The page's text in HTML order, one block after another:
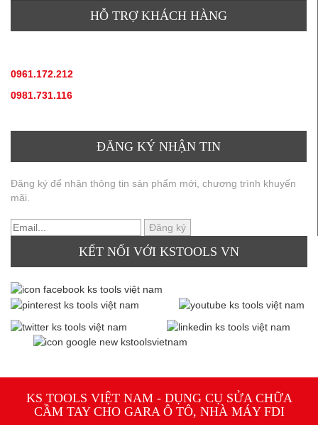
HỖ TRỢ KHÁCH HÀNG
0961.172.212
0981.731.116
ĐĂNG KÝ NHẬN TIN
Đăng ký để nhận thông tin sản phẩm mới, chương trình khuyến
mãi.
KẾT NỐI VỚI KSTOOLS VN
KS TOOLS VIỆT NAM - DỤNG CỤ SỬA CHỮA
CẦM TAY CHO GARA Ô TÔ, NHÀ MÁY FDI